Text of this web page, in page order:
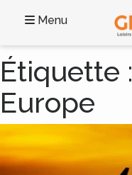
Menu
Étiquette :
Europe